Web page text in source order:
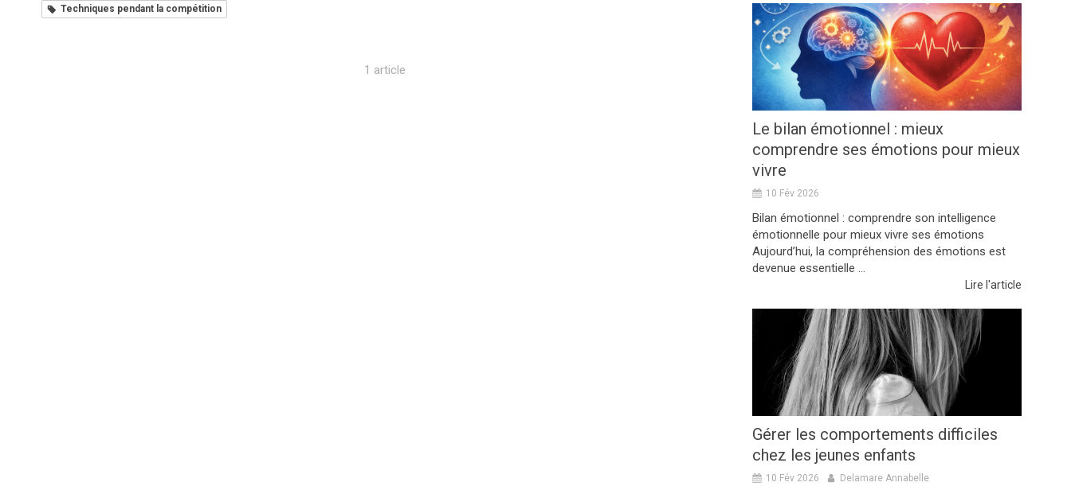
Techniques pendant la compétition
1 article
Le bilan émotionnel : mieux
comprendre ses émotions pour mieux
vivre
10 Fév 2026
Bilan émotionnel : comprendre son intelligence
émotionnelle pour mieux vivre ses émotions
Aujourd’hui, la compréhension des émotions est
devenue essentielle ...
Lire l'article
Gérer les comportements difficiles
chez les jeunes enfants
10 Fév 2026 Delamare Annabelle